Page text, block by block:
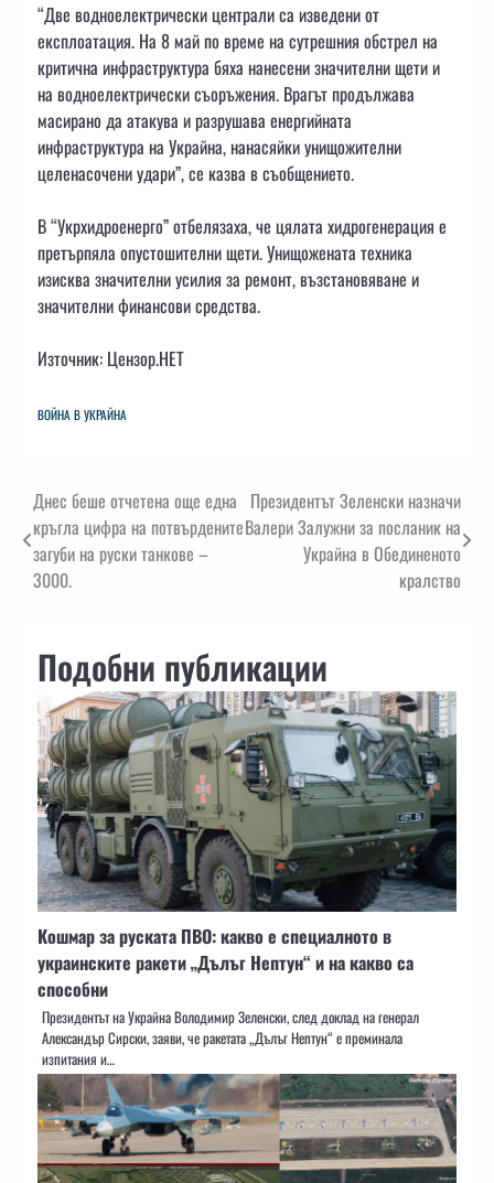
“Две водноелектрически централи са изведени от
експлоатация. На 8 май по време на сутрешния обстрел на
критична инфраструктура бяха нанесени значителни щети и
на водноелектрически съоръжения. Врагът продължава
масирано да атакува и разрушава енергийната
инфраструктура на Украйна, нанасяйки унищожителни
целенасочени удари”, се казва в съобщението.
В “Укрхидроенерго” отбелязаха, че цялата хидрогенерация е
претърпяла опустошителни щети. Унищожената техника
изисква значителни усилия за ремонт, възстановяване и
значителни финансови средства.
Източник: Цензор.НЕТ
ВОЙНА В УКРАЙНА
Навигация
Днес беше отчетена още една
кръгла цифра на потвърдените
загуби на руски танкове –
3000.
Президентът Зеленски назначи
Валери Залужни за посланик на
Украйна в Обединеното
кралство
Подобни публикации
Кошмар за руската ПВО: какво е специалното в
украинските ракети „Дълъг Нептун“ и на какво са
способни
Президентът на Украйна Володимир Зеленски, след доклад на генерал
Александър Сирски, заяви, че ракетата „Дълъг Нептун“ е преминала
изпитания и…